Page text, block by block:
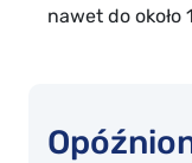
nawet do około